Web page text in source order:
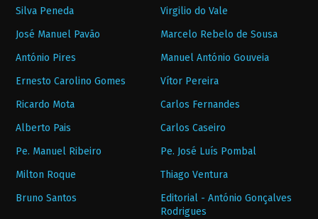
Silva Peneda
Virgilio do Vale
José Manuel Pavão
Marcelo Rebelo de Sousa
António Pires
Manuel António Gouveia
Ernesto Carolino Gomes
Vítor Pereira
Ricardo Mota
Carlos Fernandes
Alberto Pais
Carlos Caseiro
Pe. Manuel Ribeiro
Pe. José Luís Pombal
Milton Roque
Thiago Ventura
Bruno Santos
Editorial - António Gonçalves
Rodrigues